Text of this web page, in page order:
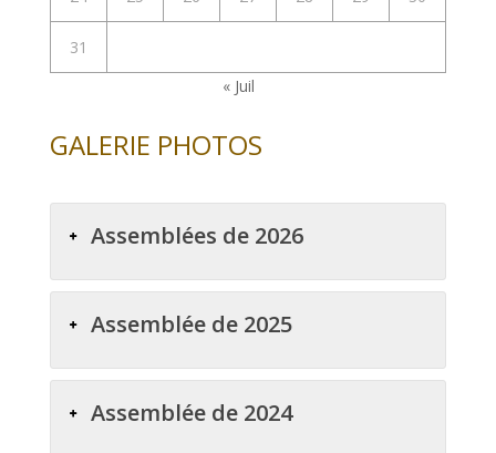
31
« Juil
GALERIE PHOTOS
Assemblées de 2026
Assemblée de 2025
Assemblée de 2024